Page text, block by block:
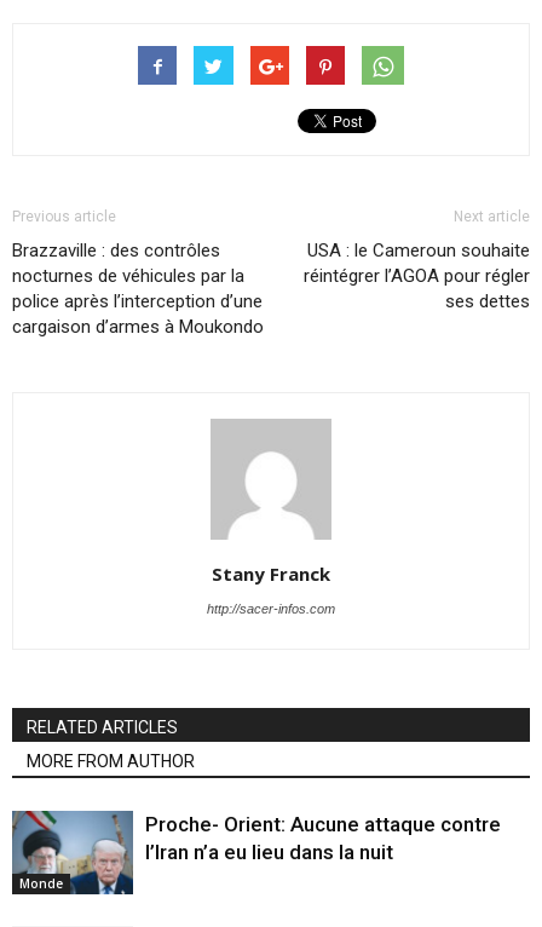
Previous article
Brazzaville : des contrôles
nocturnes de véhicules par la
police après l’interception d’une
cargaison d’armes à Moukondo
Next article
USA : le Cameroun souhaite
réintégrer l’AGOA pour régler
ses dettes
Stany Franck
http://sacer-infos.com
RELATED ARTICLES
MORE FROM AUTHOR
Monde
Proche- Orient: Aucune attaque contre
l’Iran n’a eu lieu dans la nuit